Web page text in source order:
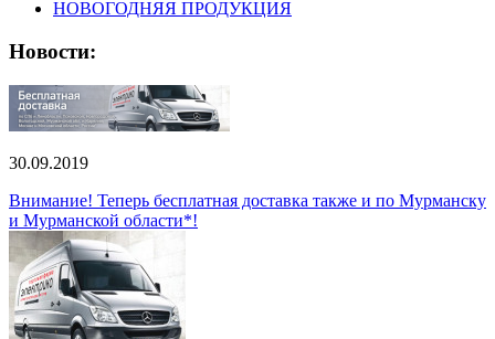
НОВОГОДНЯЯ ПРОДУКЦИЯ
Новости:
30.09.2019
Внимание! Теперь бесплатная доставка также и по Мурманску
и Мурманской области*!